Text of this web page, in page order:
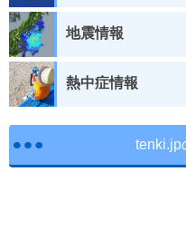
地震情報
熱中症情報
tenki.jp